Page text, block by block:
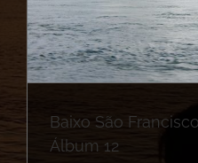
Baixo São
Álbum 12